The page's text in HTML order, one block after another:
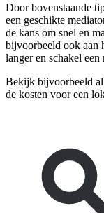
Door bovenstaande
een geschikte
de kans om snel en
bijvoorbeeld ook aan
langer en schakel een
Bekijk bijvoorbeeld
de kosten voor een